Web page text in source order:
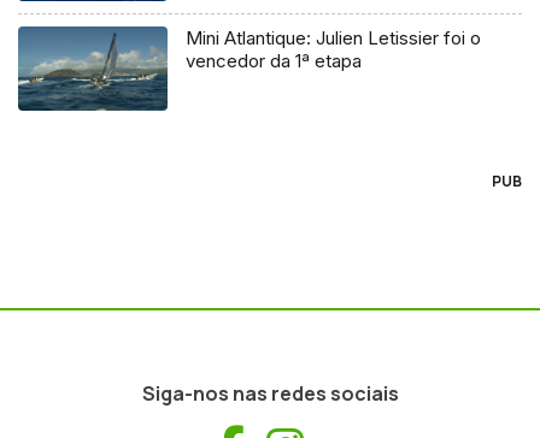
Mini Atlantique: Julien Letissier foi o
vencedor da 1ª etapa
PUB
Siga-nos nas redes sociais